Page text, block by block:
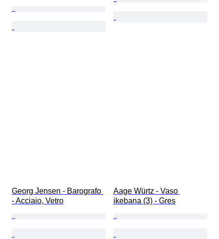
Georg Jensen - Barografo
- Acciaio, Vetro
Aage Würtz - Vaso
ikebana (3) - Gres